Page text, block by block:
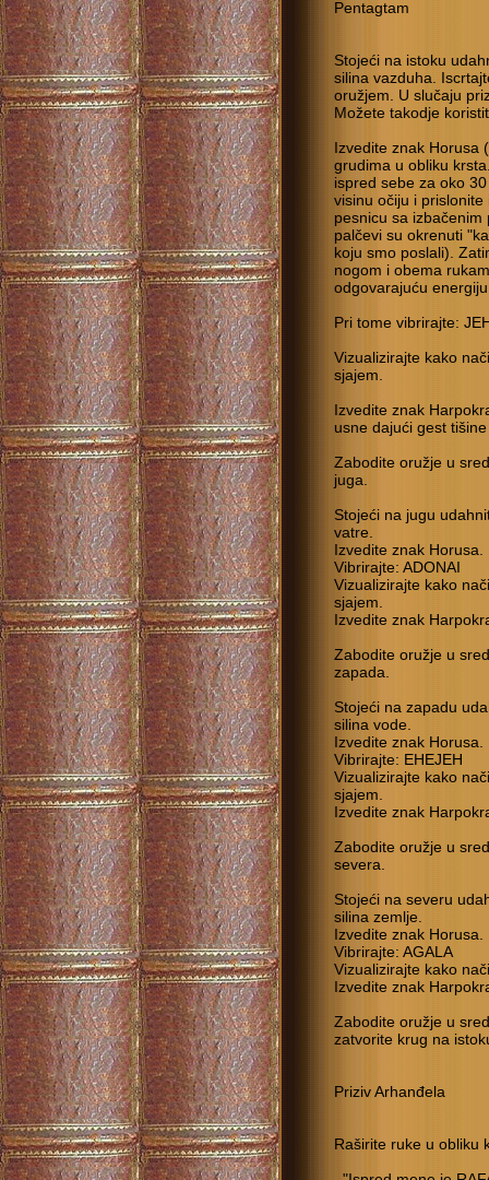
Pentagtam
Stojeći na istoku
silina vazduha.
oružjem. U slučaju
Možete takodje
Izvedite znak Horusa
grudima u obliku
ispred sebe za oko
visinu očiju i
pesnicu sa
palčevi su okrenuti
koju smo poslali).
nogom i obema
odgovarajuću
Pri tome vibrirajte:
Vizualizirajte kako
sjajem.
Izvedite znak
usne dajući gest
Zabodite oružje u
juga.
Stojeći na jugu
vatre.
Izvedite znak Horusa.
Vibrirajte: ADONAI
Vizualizirajte kako
sjajem.
Izvedite znak
Zabodite oružje u
zapada.
Stojeći na zapadu
silina vode.
Izvedite znak Horusa.
Vibrirajte: EHEJEH
Vizualizirajte kako
sjajem.
Izvedite znak
Zabodite oružje u
severa.
Stojeći na severu
silina zemlje.
Izvedite znak Horusa.
Vibrirajte: AGALA
Vizualizirajte kako
Izvedite znak
Zabodite oružje u
zatvorite krug na
Priziv Arhanđela
Raširite ruke u obliku